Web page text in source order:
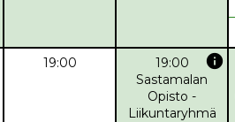
19:00 19:00 info
Sastamalan
Opisto -
Liikuntaryhmä